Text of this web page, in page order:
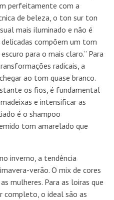
perfeitamente com a
de beleza, o ton sur ton
mais iluminado e não é
compõem um tom
para o mais claro.” Para
radicais, a
ao tom quase branco.
os fios, é fundamental
e intensificar as
é o shampoo
tom amarelado que
inverno, a tendência
verão. O mix de cores
mulheres. Para as loiras que
completo, o ideal são as